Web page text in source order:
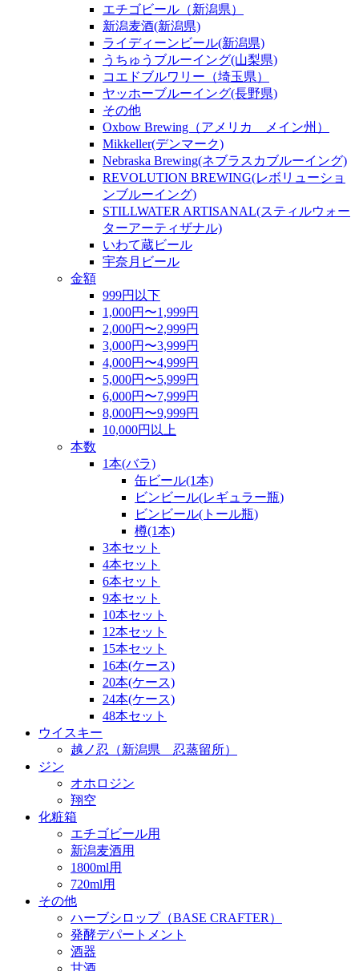
エチゴビール（新潟県）
新潟麦酒(新潟県)
ライディーンビール(新潟県)
うちゅうブルーイング(山梨県)
コエドブルワリー（埼玉県）
ヤッホーブルーイング(長野県)
その他
Oxbow Brewing（アメリカ メイン州）
Mikkeller(デンマーク)
Nebraska Brewing(ネブラスカブルーイング)
REVOLUTION BREWING(レボリューショ
ンブルーイング)
STILLWATER ARTISANAL(スティルウォー
ターアーティザナル)
いわて蔵ビール
宇奈月ビール
金額
999円以下
1,000円〜1,999円
2,000円〜2,999円
3,000円〜3,999円
4,000円〜4,999円
5,000円〜5,999円
6,000円〜7,999円
8,000円〜9,999円
10,000円以上
本数
1本(バラ)
缶ビール(1本)
ビンビール(レギュラー瓶)
ビンビール(トール瓶)
樽(1本)
3本セット
4本セット
6本セット
9本セット
10本セット
12本セット
15本セット
16本(ケース)
20本(ケース)
24本(ケース)
48本セット
ウイスキー
越ノ忍（新潟県 忍蒸留所）
ジン
オホロジン
翔空
化粧箱
エチゴビール用
新潟麦酒用
1800ml用
720ml用
その他
ハーブシロップ（BASE CRAFTER）
発酵デパートメント
酒器
甘酒